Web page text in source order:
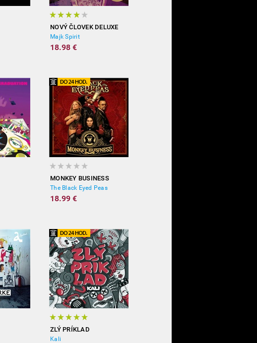
NOVÝ ČLOVEK DELUXE
Majk Spirit
18.98 €
MONKEY BUSINESS
The Black Eyed Peas
18.99 €
ZLÝ PRÍKLAD
Kali